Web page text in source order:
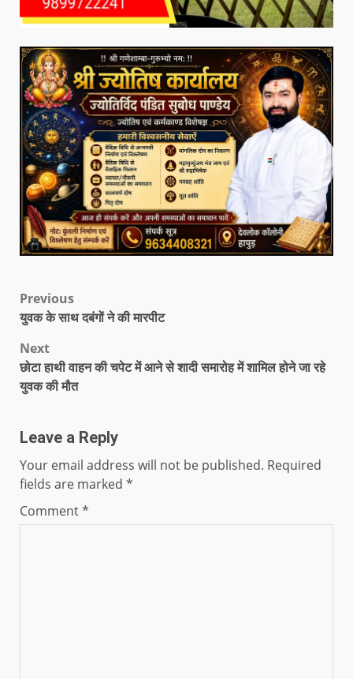
Previous
युवक के साथ दबंगों ने की मारपीट
Next
छोटा हाथी वाहन की चपेट में आने से शादी समारोह में शामिल होने जा रहे
युवक की मौत
Leave a Reply
Your email address will not be published. Required
fields are marked *
Comment*